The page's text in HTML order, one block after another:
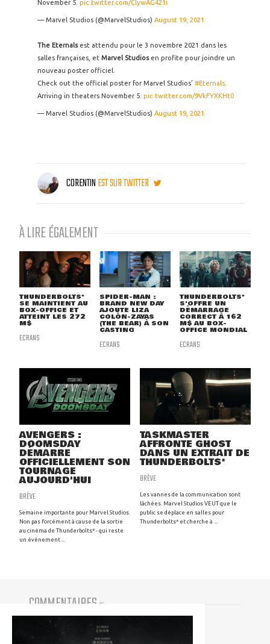
November 5. pic.twitter.com/ClywAG421i
— Marvel Studios (@MarvelStudios) August 19, 2021
The Eternalsest attendu pour le 3 novembre 2021 dans les
salles françaises, et Marvel Studiosen profite pour joindre un
nouveau poster officiel.
Check out the official poster for Marvel Studios’ #Eternals
Arriving in theaters November 5. pic.twitter.com/9VkFYXKHt0
— Marvel Studios (@MarvelStudios) August 19, 2021
CORENTINEST SUR TWITTER
À LIRE ÉGALEMENT
THUNDERBOLTS*
SE MAINTIENT AU
BOX-OFFICE ET
ATTEINT LES 272
M$
ECRANS
SPIDER-MAN :
BRAND NEW DAY
AJOUTE LIZA
COLÓN-ZAYAS
(THE BEAR) À SON
CASTING
ECRANS
THUNDERBOLTS*
S'OFFRE UN
DÉMARRAGE
CORRECT À 162
M$ AU BOX-
OFFICE MONDIAL
ECRANS
AVENGERS :
DOOMSDAY
DÉMARRE
OFFICIELLEMENT SON
TOURNAGE
AUJOURD'HUI
BRÈVE
Semaine importante pour Marvel Studios.
Non pas forcément à cause de la sortie
au cinéma de Thunderbolts* - qui reste
un évènement ...
TASKMASTER
AFFRONTE GHOST
DANS UN EXTRAIT DE
THUNDERBOLTS*
BRÈVE
Les vannes de la communication sont
lâchées. Marvel Studios VEUT que le
public se déplace en salles pour
Thunderbolts* et cherche à ...
COMMENTAIRES (0)
Vous devez être connecté pour participer